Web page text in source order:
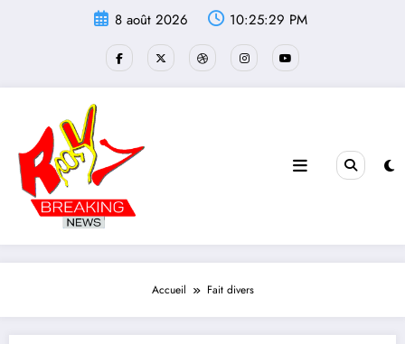
8 août 2026 10:25:30 PM
Accueil Fait divers